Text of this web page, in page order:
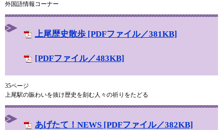
外国語情報コーナー
上尾歴史散歩 [PDFファイル／381KB]
[PDFファイル／483KB]
35ページ
上尾駅の賑わいを抜け歴史を刻む人々の祈りをたどる
あげたて！NEWS [PDFファイル／382KB]